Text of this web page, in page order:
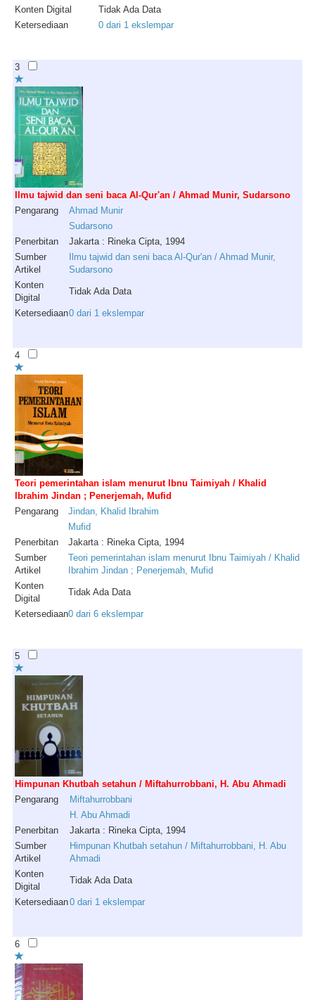
Konten Digital
Tidak Ada Data
Ketersediaan
0 dari 1 ekslempar
3
Ilmu tajwid dan seni baca Al-Qur'an / Ahmad Munir, Sudarsono
Pengarang
Ahmad Munir
Sudarsono
Penerbitan
Jakarta : Rineka Cipta, 1994
Sumber
Artikel
Ilmu tajwid dan seni baca Al-Qur'an / Ahmad Munir,
Sudarsono
Konten
Digital
Tidak Ada Data
Ketersediaan0 dari 1 ekslempar
4
Teori pemerintahan islam menurut Ibnu Taimiyah / Khalid
Ibrahim Jindan ; Penerjemah, Mufid
Pengarang
Jindan, Khalid
Ibrahim
Mufid
Penerbitan
Jakarta : Rineka Cipta, 1994
Sumber
Artikel
Teori pemerintahan islam menurut Ibnu Taimiyah / Khalid
Ibrahim Jindan ; Penerjemah, Mufid
Konten
Digital
Tidak Ada Data
Ketersediaan0 dari 6 ekslempar
5
Himpunan Khutbah setahun / Miftahurrobbani, H. Abu Ahmadi
Pengarang
Miftahurrobbani
H . Abu Ahmadi
Penerbitan
Jakarta : Rineka Cipta, 1994
Sumber
Artikel
Himpunan Khutbah setahun / Miftahurrobbani, H. Abu
Ahmadi
Konten
Digital
Tidak Ada Data
Ketersediaan0 dari 1 ekslempar
6